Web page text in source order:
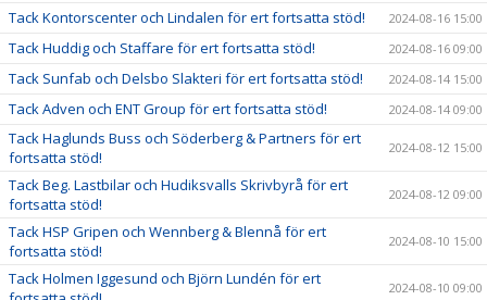
Tack Kontorscenter och Lindalen för ert fortsatta stöd! 2024-08-16 15:00
Tack Huddig och Staffare för ert fortsatta stöd! 2024-08-16 09:00
Tack Sunfab och Delsbo Slakteri för ert fortsatta stöd! 2024-08-14 15:00
Tack Adven och ENT Group för ert fortsatta stöd! 2024-08-14 09:00
Tack Haglunds Buss och Söderberg & Partners för ert
fortsatta stöd!
2024-08-12 15:00
Tack Beg. Lastbilar och Hudiksvalls Skrivbyrå för ert
fortsatta stöd!
2024-08-12 09:00
Tack HSP Gripen och Wennberg & Blennå för ert
fortsatta stöd!
2024-08-10 15:00
Tack Holmen Iggesund och Björn Lundén för ert
2024-08-10 09:00